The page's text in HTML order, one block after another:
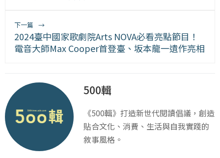
下一篇 →
2024臺中國家歌劇院Arts NOVA必看亮點節目！
電音大師Max Cooper首登臺、坂本龍一遺作亮相
500輯
《500輯》打造新世代閱讀倡議，創造
貼合文化、消費、生活與自我實踐的
敘事風格。